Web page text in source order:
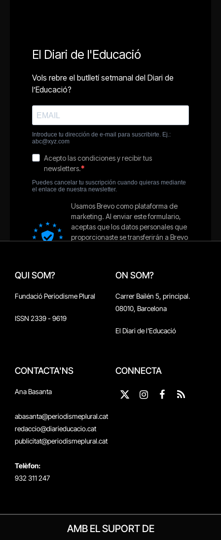
QUI SOM?
Fundació Periodisme Plural
ISSN 2339 - 9619
ON SOM?
Carrer Bailén 5, principal.
08010, Barcelona
El Diari de l'Educació
CONTACTA'NS
Ana Basanta
abasanta@periodismeplural.cat
redaccio@diarieducacio.cat
publicitat@periodismeplural.cat
Telèfon:
932 311 247
CONNECTA
X
Instagram
Facebook
RSS
AMB EL SUPORT DE